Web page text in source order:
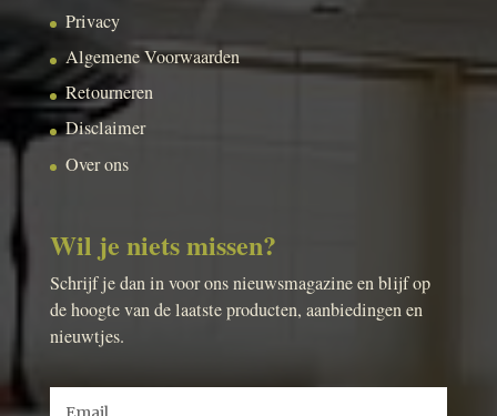
Privacy
Algemene Voorwaarden
Retourneren
Disclaimer
Over ons
Wil je niets missen?
Schrijf je dan in voor ons nieuwsmagazine en blijf op
de hoogte van de laatste producten, aanbiedingen en
nieuwtjes.